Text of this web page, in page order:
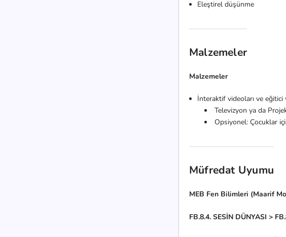
Eleştirel düşünme
Malzemeler
Malzemeler
İnteraktif videoları ve
Televizyon ya da
Opsiyonel: Çocuklar
Müfredat Uyumu
MEB Fen Bilimleri (Maarif
FB.8.4. SESİN DÜNYASI >